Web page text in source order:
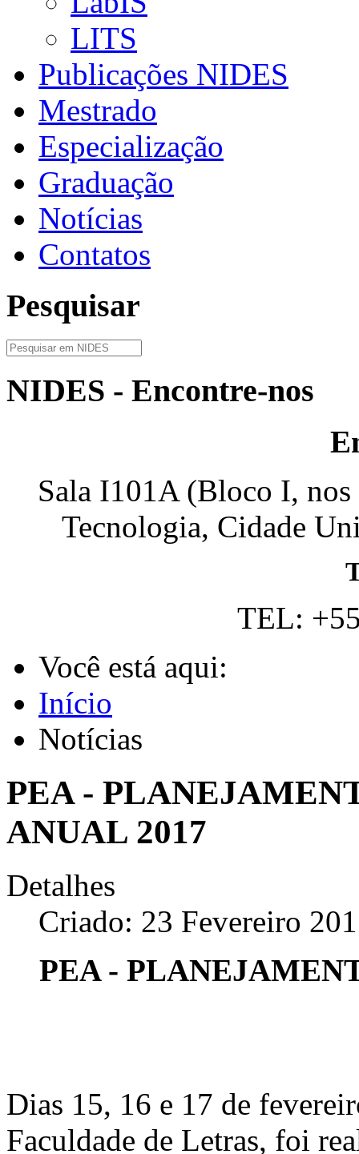
LITS
Publicações NIDES
Mestrado
Especialização
Graduação
Notícias
Contatos
Pesquisar
NIDES - Encontre-nos
Sala I101A (Bloco I,
Tecnologia, Cidade
TEL:
Você está aqui:
Início
Notícias
PEA -
ANUAL 2017
Detalhes
Criado: 23 Fevereiro
PEA -
Dias 15, 16 e 17 de
Faculdade de Letras, foi